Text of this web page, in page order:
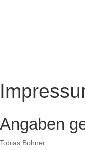
Angaben
Tobias Bohner